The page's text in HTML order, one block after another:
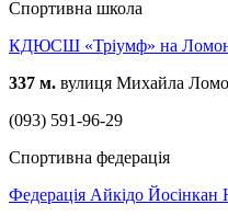
Спортивна школа
КДЮСШ «Тріумф» на
337 м. вулиця Михайла
(093) 591-96-29
Спортивна федерація
Федерація Айкідо Йосінкан